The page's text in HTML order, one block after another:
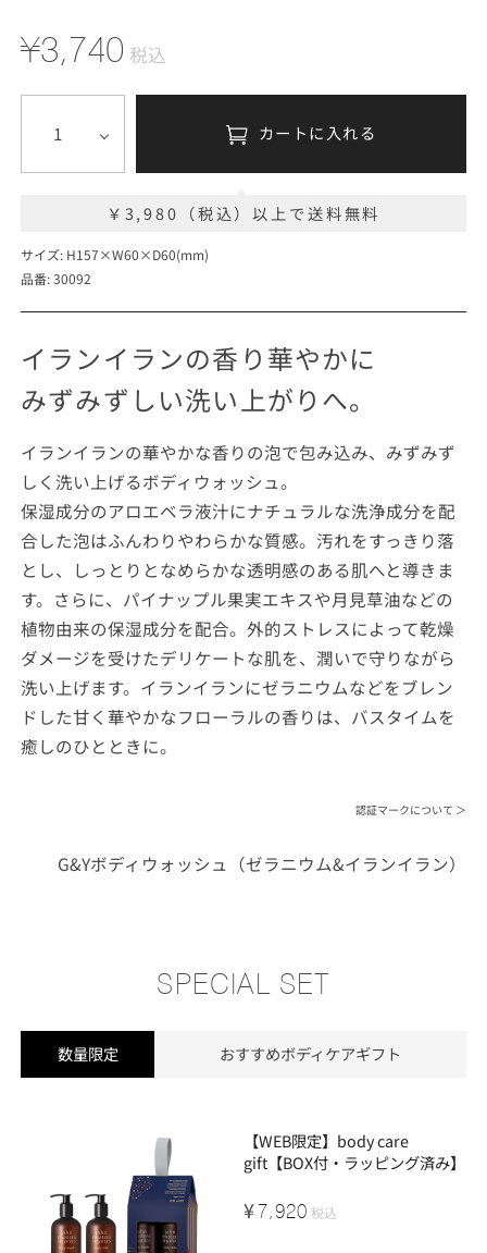
¥3,740 税込
カートに入れる
￥3,980（税込）以上で送料無料
サイズ: H157×W60×D60(mm)
品番: 30092
イランイランの香り華やかに
みずみずしい洗い上がりへ。
イランイランの華やかな香りの泡で包み込み、みずみず
しく洗い上げるボディウォッシュ。
保湿成分のアロエベラ液汁にナチュラルな洗浄成分を配
合した泡はふんわりやわらかな質感。汚れをすっきり落
とし、しっとりとなめらかな透明感のある肌へと導きま
す。さらに、パイナップル果実エキスや月見草油などの
植物由来の保湿成分を配合。外的ストレスによって乾燥
ダメージを受けたデリケートな肌を、潤いで守りながら
洗い上げます。イランイランにゼラニウムなどをブレン
ドした甘く華やかなフローラルの香りは、バスタイムを
癒しのひとときに。
認証マークについて ＞
G&Yボディウォッシュ（ゼラニウム&イランイラン）
SPECIAL SET
数量限定 おすすめボディケアギフト
【WEB限定】body care
gift【BOX付・ラッピング済み】
¥7,920 税込